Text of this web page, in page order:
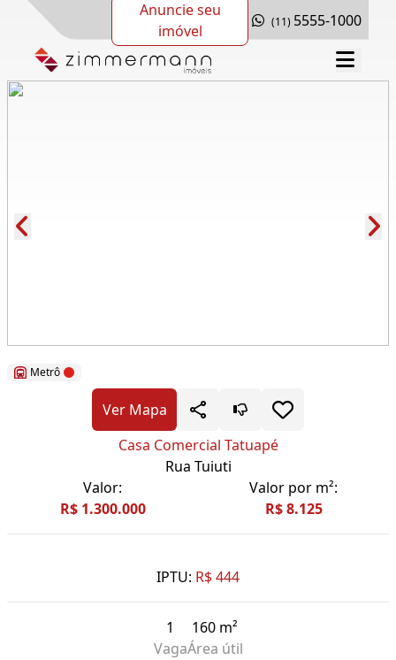
Anuncie seu
imóvel
(11) 5555-1000
Metrô
Ver Mapa
Casa Comercial Tatuapé
Rua Tuiuti
Valor:
R$ 1.300.000
Valor por m²:
R$ 8.125
IPTU: R$ 444
1
Vaga
160 m²
Área útil